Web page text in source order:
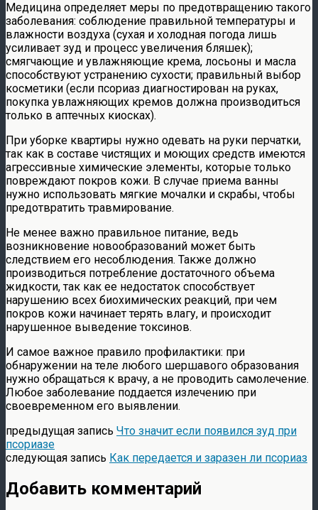
Медицина определяет меры по предотвращению такого
заболевания: соблюдение правильной температуры и
влажности воздуха (сухая и холодная погода лишь
усиливает зуд и процесс увеличения бляшек);
смягчающие и увлажняющие крема, лосьоны и масла
способствуют устранению сухости; правильный выбор
косметики (если псориаз диагностирован на руках,
покупка увлажняющих кремов должна производиться
только в аптечных киосках).
При уборке квартиры нужно одевать на руки перчатки,
так как в составе чистящих и моющих средств имеются
агрессивные химические элементы, которые только
повреждают покров кожи. В случае приема ванны
нужно использовать мягкие мочалки и скрабы, чтобы
предотвратить травмирование.
Не менее важно правильное питание, ведь
возникновение новообразований может быть
следствием его несоблюдения. Также должно
производиться потребление достаточного объема
жидкости, так как ее недостаток способствует
нарушению всех биохимических реакций, при чем
покров кожи начинает терять влагу, и происходит
нарушенное выведение токсинов.
И самое важное правило профилактики: при
обнаружении на теле любого шершавого образования
нужно обращаться к врачу, а не проводить самолечение.
Любое заболевание поддается излечению при
своевременном его выявлении.
предыдущая запись Что значит если появился зуд при
псориазе
следующая запись Как передается и заразен ли псориаз
Добавить комментарий